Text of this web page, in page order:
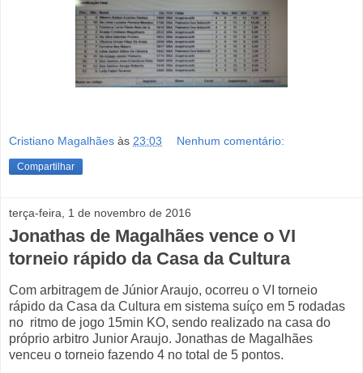
Cristiano Magalhães às 23:03 Nenhum comentário:
Compartilhar
terça-feira, 1 de novembro de 2016
Jonathas de Magalhães vence o VI
torneio rápido da Casa da Cultura
Com arbitragem de Júnior Araujo, ocorreu o VI torneio
rápido da Casa da Cultura em sistema suíço em 5 rodadas
no ritmo de jogo 15min KO, sendo realizado na casa do
próprio arbitro Junior Araujo. Jonathas de Magalhães
venceu o torneio fazendo 4 no total de 5 pontos.